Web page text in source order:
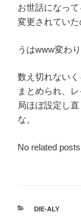
お世話になって
変更されてい
うはwww変わ
数え切れない
まとめられ、
局ほぼ設定し
な。
No related
カ
DIE-ALY